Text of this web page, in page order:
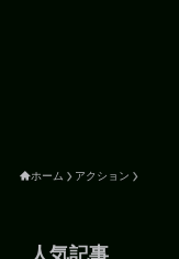
ホーム アクション